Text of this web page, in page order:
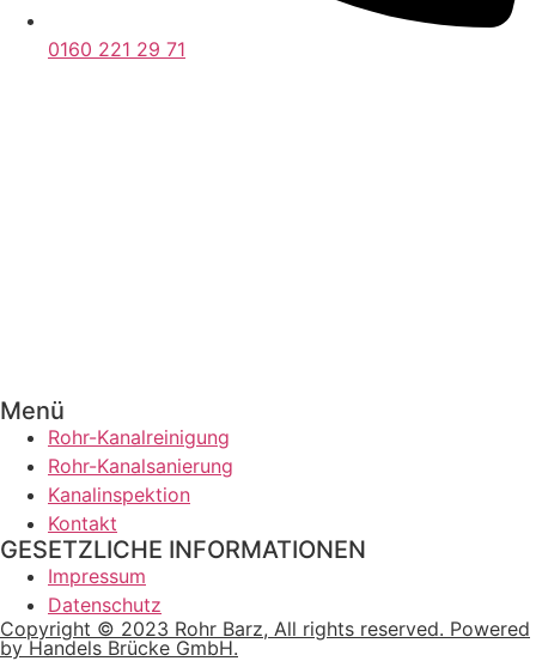
0160 221 29 71
Menü
Rohr-Kanalreinigung
Rohr-Kanalsanierung
Kanalinspektion
Kontakt
GESETZLICHE INFORMATIONEN
Impressum
Datenschutz
Copyright © 2023 Rohr Barz, All rights reserved. Powered
by Handels Brücke GmbH.